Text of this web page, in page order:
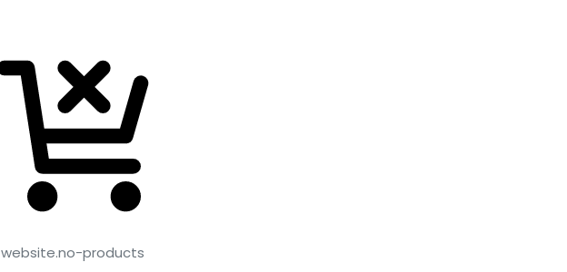
website.no-products